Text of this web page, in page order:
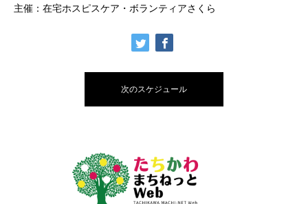
主催：在宅ホスピスケア・ボランティアさくら
次のスケジュール